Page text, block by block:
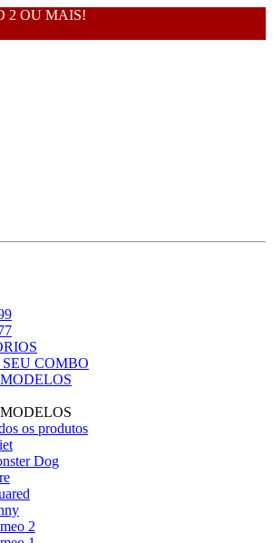
2 OU MAIS!
COMBO
os produtos
Dog
2